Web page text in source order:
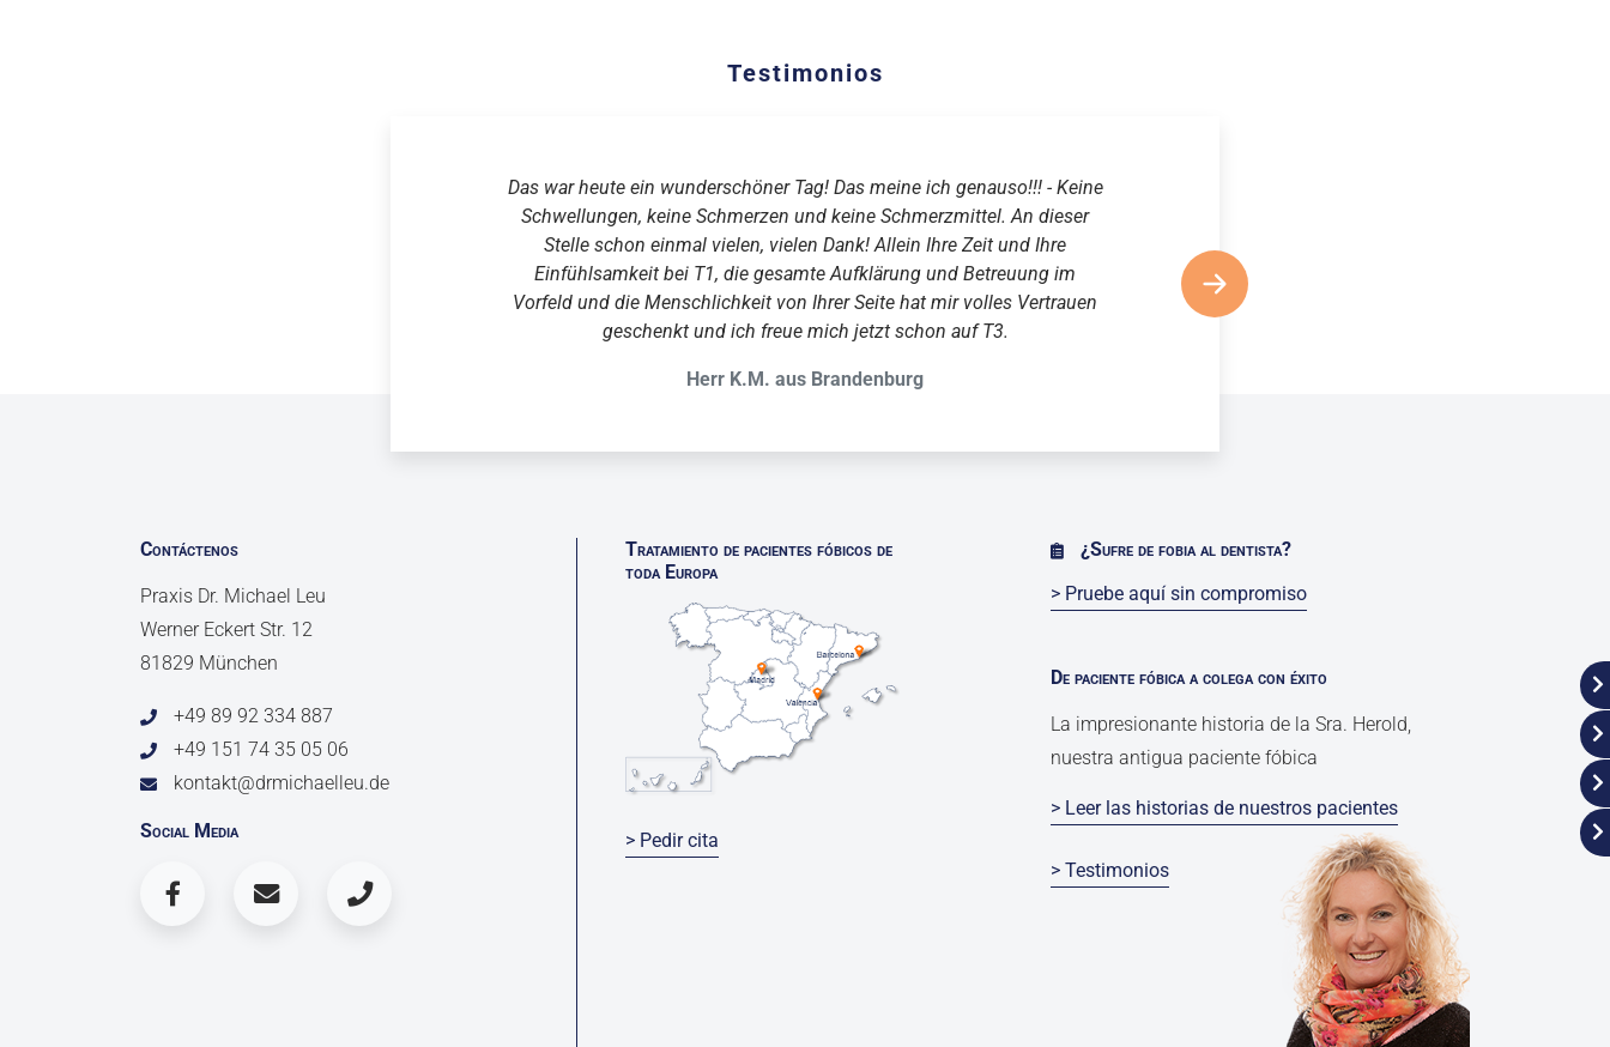
Testimonios
Das war heute ein wunderschöner Tag! Das meine ich genauso!!! - Keine
Schwellungen, keine Schmerzen und keine Schmerzmittel. An dieser
Stelle schon einmal vielen, vielen Dank! Allein Ihre Zeit und Ihre
Einfühlsamkeit bei T1, die gesamte Aufklärung und Betreuung im
Vorfeld und die Menschlichkeit von Ihrer Seite hat mir volles Vertrauen
geschenkt und ich freue mich jetzt schon auf T3.
Herr K.M. aus Brandenburg
Contáctenos
Praxis Dr. Michael Leu
Werner Eckert Str. 12
81829 München
+49 89 92 334 887
+49 151 74 35 05 06
kontakt@drmichaelleu.de
Social Media
Tratamiento de pacientes fóbicos de
toda Europa
> Pedir cita
¿Sufre de fobia al dentista?
> Pruebe aquí sin compromiso
De paciente fóbica a colega con éxito
La impresionante historia de la Sra. Herold,
nuestra antigua paciente fóbica
> Leer las historias de nuestros pacientes
> Testimonios